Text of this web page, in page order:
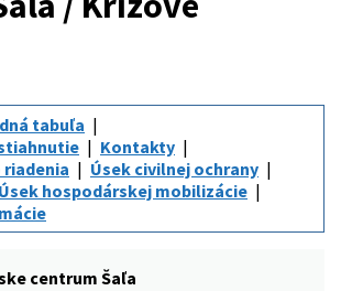
tabuľa
Kontakty
Úsek civilnej ochrany
Úsek hospodárskej mobilizácie
centrum Šaľa